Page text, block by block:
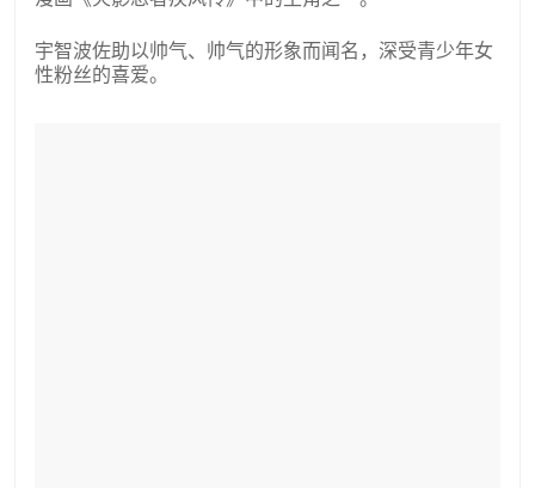
宇智波佐助以帅气、帅气的形象而闻名，深受青少年女
性粉丝的喜爱。